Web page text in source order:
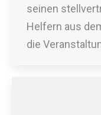
seinen
Helfern aus
die